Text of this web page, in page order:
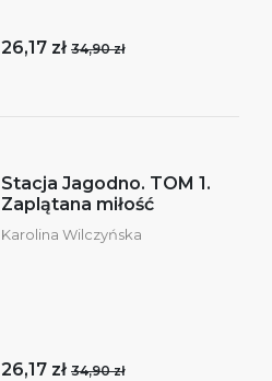
26,17 zł 34,90 zł
Stacja Jagodno. TOM 1.
Zaplątana miłość
Karolina Wilczyńska
26,17 zł 34,90 zł